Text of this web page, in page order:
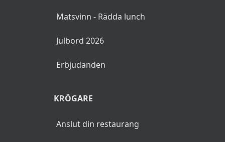
Matsvinn - Rädda lunch
Julbord 2026
Erbjudanden
KRÖGARE
Anslut din restaurang